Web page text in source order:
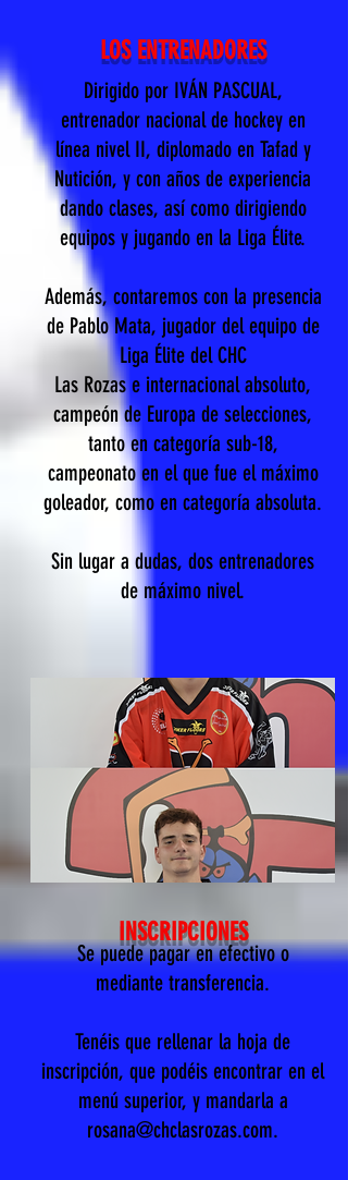
LOS ENTRENADORES
Dirigido por IVÁN PASCUAL,
entrenador nacional de hockey en
línea nivel II, diplomado en Tafad y
Nutición, y con años de experiencia
dando clases, así como dirigiendo
equipos y jugando en la Liga Élite.
Además, contaremos con la presencia
de Pablo Mata, jugador del equipo de
Liga Élite del CHC
Las Rozas e internacional absoluto,
campeón de Europa de selecciones,
tanto en categoría sub-18,
campeonato en el que fue el máximo
goleador, como en categoría absoluta.
Sin lugar a dudas, dos entrenadores
de máximo nivel.
INSCRIPCIONES
Se puede pagar en efectivo o
mediante transferencia.
Tenéis que rellenar la hoja de
inscripción, que podéis encontrar en el
menú superior, y mandarla a
rosana@chclasrozas.com.